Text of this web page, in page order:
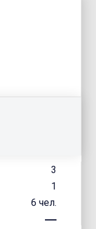
3
1
6 чел.